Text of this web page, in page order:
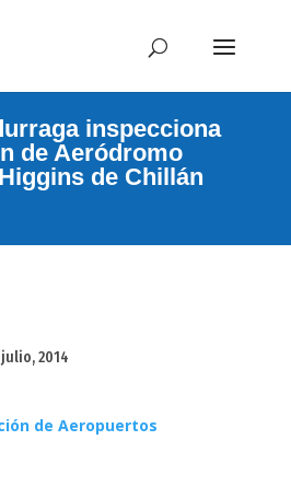
inspecciona
de Aeródromo
de Chillán
julio, 2014
de Aeropuertos